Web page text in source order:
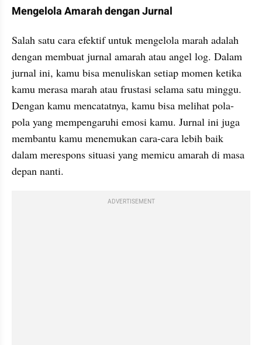
Mengelola Amarah dengan Jurnal
Salah satu cara efektif untuk mengelola marah adalah
dengan membuat jurnal amarah atau angel log. Dalam
jurnal ini, kamu bisa menuliskan setiap momen ketika
kamu merasa marah atau frustasi selama satu minggu.
Dengan kamu mencatatnya, kamu bisa melihat pola-
pola yang mempengaruhi emosi kamu. Jurnal ini juga
membantu kamu menemukan cara-cara lebih baik
dalam merespons situasi yang memicu amarah di masa
depan nanti.
ADVERTISEMENT